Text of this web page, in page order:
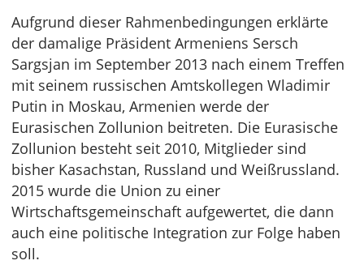
Aufgrund dieser Rahmenbedingungen erklärte
der damalige Präsident Armeniens Sersch
Sargsjan im September 2013 nach einem Treffen
mit seinem russischen Amtskollegen Wladimir
Putin in Moskau, Armenien werde der
Eurasischen Zollunion beitreten. Die Eurasische
Zollunion besteht seit 2010, Mitglieder sind
bisher Kasachstan, Russland und Weißrussland.
2015 wurde die Union zu einer
Wirtschaftsgemeinschaft aufgewertet, die dann
auch eine politische Integration zur Folge haben
soll.